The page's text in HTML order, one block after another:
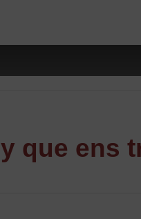
que ens